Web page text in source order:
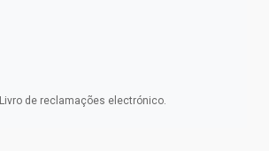
Livro de reclamações electrónico.